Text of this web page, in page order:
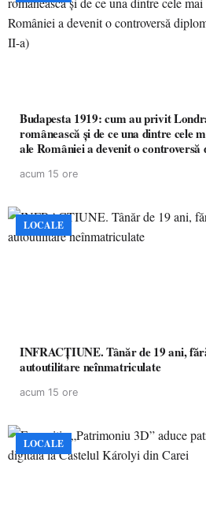
Budapesta 1919: cum au privit
românească și de ce una dintre
ale României a devenit o
acum 15 ore
LOCALE
INFRACȚIUNE. Tânăr de 19 ani,
autoutilitare neînmatriculate
acum 15 ore
LOCALE